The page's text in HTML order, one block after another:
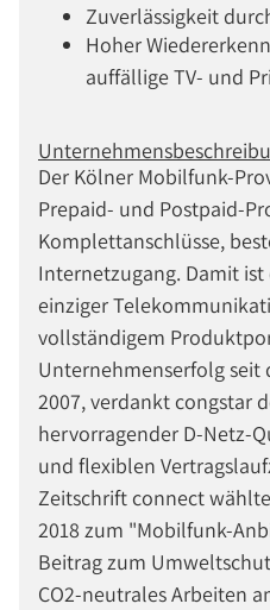
Zuverlässigkeit
Hoher
auffällige TV- und
Der Kölner Mobilfunk-
Prepaid- und Postpaid-
Komplettanschlüsse,
Internetzugang. Damit
einziger
vollständigem
Unternehmenserfolg
2007, verdankt congstar
hervorragender D-Netz-
und flexiblen
Zeitschrift connect
2018 zum "Mobilfunk-
Beitrag zum
CO2-neutrales Arbeiten